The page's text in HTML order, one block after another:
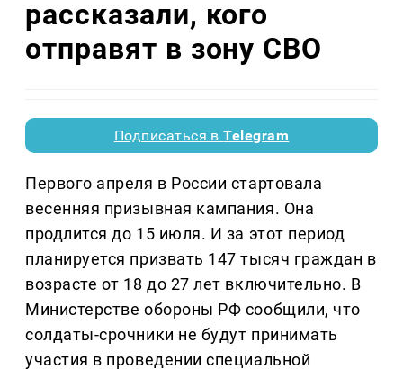
рассказали, кого
отправят в зону СВО
Подписаться вTelegram
Первого апреля в России стартовала
весенняя призывная кампания. Она
продлится до 15 июля. И за этот период
планируется призвать 147 тысяч граждан в
возрасте от 18 до 27 лет включительно. В
Министерстве обороны РФ сообщили, что
солдаты-срочники не будут принимать
участия в проведении специальной